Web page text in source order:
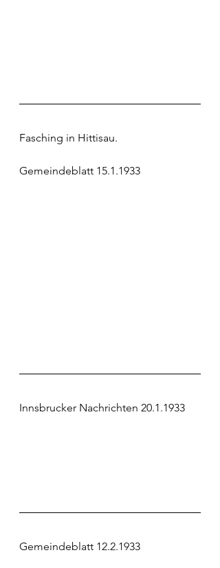
Fasching in Hittisau.
Gemeindeblatt 15.1.1933
Innsbrucker Nachrichten 20.1.1933
Gemeindeblatt 12.2.1933